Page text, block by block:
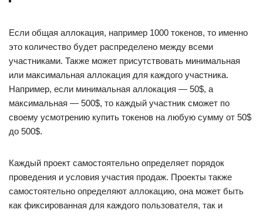
Если общая аллокация, например 1000 токенов, то именно
это количество будет распределено между всеми
участниками. Также может присутствовать минимальная
или максимальная аллокация для каждого участника.
Например, если минимальная аллокация — 50$, а
максимальная — 500$, то каждый участник сможет по
своему усмотрению купить токенов на любую сумму от 50$
до 500$.
Каждый проект самостоятельно определяет порядок
проведения и условия участия продаж. Проекты также
самостоятельно определяют аллокацию, она может быть
как фиксированная для каждого пользователя, так и